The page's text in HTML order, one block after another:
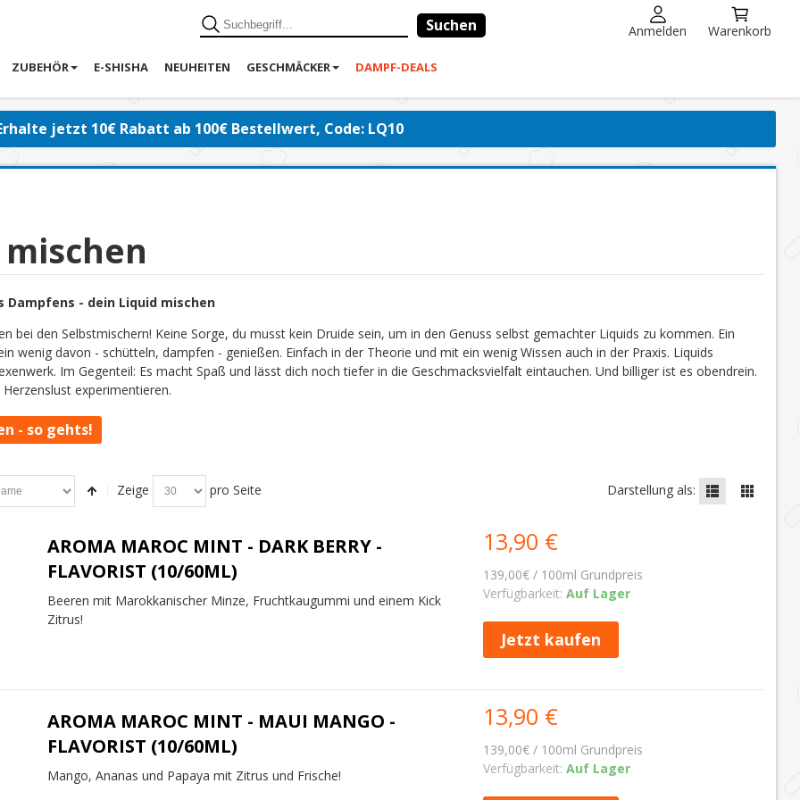
Suchen Anmelden Warenkorb
ZUBEHÖR E-SHISHA NEUHEITEN GESCHMÄCKER DAMPF-DEALS
jetzt 10€ Rabatt ab 100€ Bestellwert, Code: LQ10
Dampfens - dein Liquid mischen
bei den Selbstmischern! Keine Sorge, du musst kein Druide sein, um in den Genuss selbst gemachter Liquids zu kommen. Ein
wenig davon - schütteln, dampfen - genießen. Einfach in der Theorie und mit ein wenig Wissen auch in der Praxis. Liquids
Im Gegenteil: Es macht Spaß und lässt dich noch tiefer in die Geschmacksvielfalt eintauchen. Und billiger ist es obendrein.
experimentieren.
- so gehts!
Zeige pro Seite Darstellung als:
AROMA MAROC MINT - DARK BERRY -
FLAVORIST (10/60ML)
Beeren mit Marokkanischer Minze, Fruchtkaugummi und einem Kick
Zitrus!
13,90 €
139,00€ / 100ml Grundpreis
Verfügbarkeit: Auf Lager
Jetzt kaufen
AROMA MAROC MINT - MAUI MANGO -
FLAVORIST (10/60ML)
Mango, Ananas und Papaya mit Zitrus und Frische!
13,90 €
139,00€ / 100ml Grundpreis
Verfügbarkeit: Auf Lager